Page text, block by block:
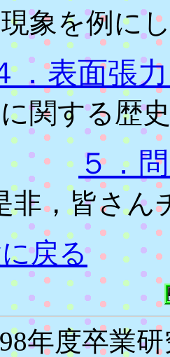
象を例に
．表面張
関する歴
５．
非，皆さん
戻る
年度卒業